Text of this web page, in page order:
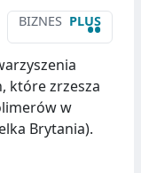
BIZNES PLUS
••
które zrzesza
w
Brytania).